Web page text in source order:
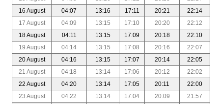
16 August
04:07 13:16 17:11 20:21
22:14
17 August
04:09 13:15 17:10 20:20
22:12
18 August
04:11 13:15 17:09 20:18
22:10
19 August
04:14 13:15 17:08 20:16
22:07
20 August
04:16 13:15 17:07 20:14
22:05
21 August
04:18 13:14 17:06 20:12
22:02
22 August
04:20 13:14 17:05 20:11
22:00
23 August
04:22 13:14 17:04 20:09
21:57